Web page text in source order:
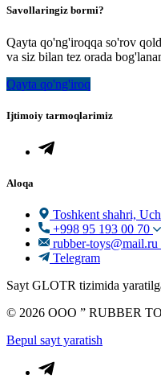
Savollaringiz bormi?
Qayta qo'ng'iroqqa so'rov
va siz bilan tez orada
Qayta qo'ng'iroq
Ijtimoiy tarmoqlarimiz
Aloqa
Toshkent shahri,
+998 95 193 00 70
rubber-toys@mail.ru
Telegram
Sayt GLOTR tizimida
© 2026 OOO ” RUBBER
Bepul sayt yaratish